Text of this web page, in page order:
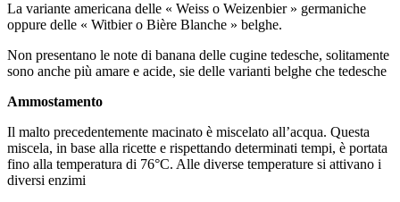
La variante americana delle « Weiss o Weizenbier » germaniche
oppure delle « Witbier o Bière Blanche » belghe.
Non presentano le note di banana delle cugine tedesche, solitamente
sono anche più amare e acide, sie delle varianti belghe che tedesche
Ammostamento
Il malto precedentemente macinato è miscelato all’acqua. Questa
miscela, in base alla ricette e rispettando determinati tempi, è portata
fino alla temperatura di 76°C. Alle diverse temperature si attivano i
diversi enzimi